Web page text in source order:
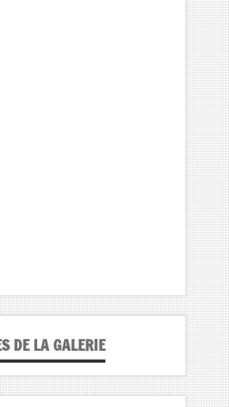
DE LA GALERIE